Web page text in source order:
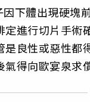
下體出現硬塊
進行切片手
良性或惡性
得向歐宴泉求